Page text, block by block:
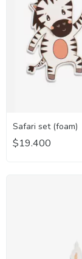
Safari set (foam)
$19.400